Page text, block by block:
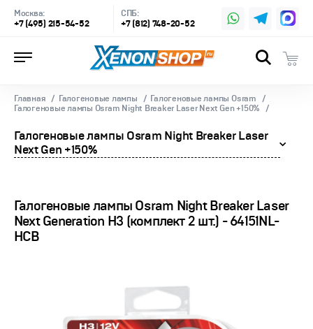
Москва:
+7 (495) 215-54-52
СПБ:
+7 (812) 748-20-52
Главная Галогеновые лампы
Галогеновые лампы Osram
Галогеновые лампы Osram Night Breaker Laser Next Gen +150%
Галогеновые лампы Osram Night Breaker Laser
Next Gen +150%
Галогеновые лампы Osram Night Breaker Laser
Next Generation H3 (комплект 2 шт.) - 64151NL-
HCB